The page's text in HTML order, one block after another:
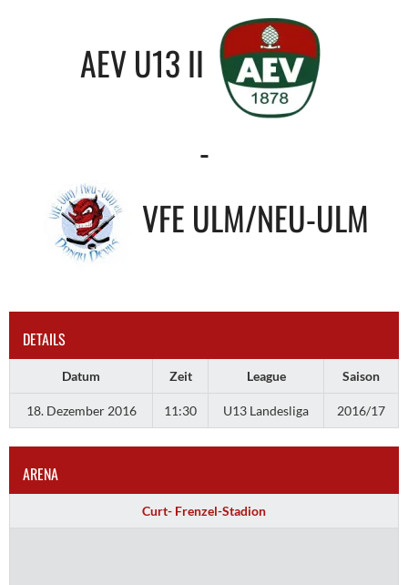
AEV U13 II
-
VFE ULM/NEU-ULM
DETAILS
Datum Zeit League Saison
18. Dezember 2016 11:30 U13 Landesliga 2016/17
ARENA
Curt- Frenzel-Stadion